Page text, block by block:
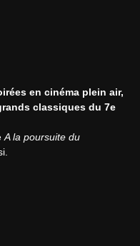
en cinéma plein air,
classiques du 7e
A la poursuite du